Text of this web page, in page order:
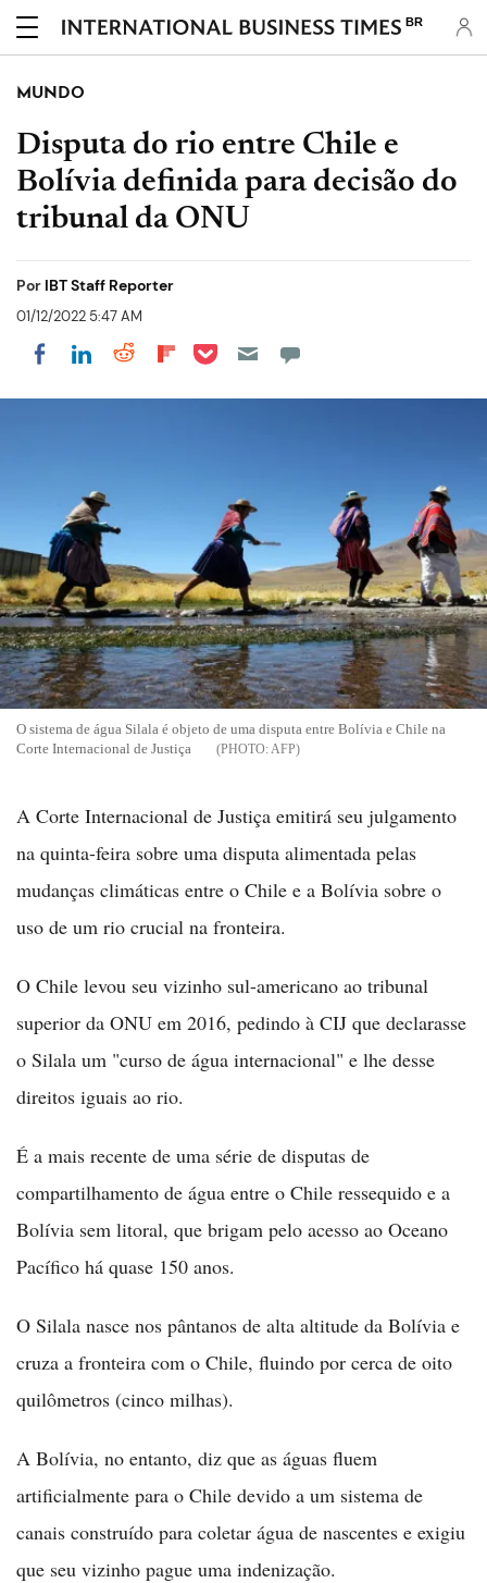
BR
MUNDO
Disputa do rio entre Chile e
Bolívia definida para decisão do
tribunal da ONU
Por IBT Staff Reporter
01/12/2022 5:47 AM
Share on Facebook
Share on LinkedIn
Share on Reddit
Share on Flipboard
Share on Pocket
O sistema de água Silala é objeto de uma disputa entre Bolívia e Chile na
Corte Internacional de Justiça
AFP
A Corte Internacional de Justiça emitirá seu julgamento
na quinta-feira sobre uma disputa alimentada pelas
mudanças climáticas entre o Chile e a Bolívia sobre o
uso de um rio crucial na fronteira.
O Chile levou seu vizinho sul-americano ao tribunal
superior da ONU em 2016, pedindo à CIJ que declarasse
o Silala um "curso de água internacional" e lhe desse
direitos iguais ao rio.
É a mais recente de uma série de disputas de
compartilhamento de água entre o Chile ressequido e a
Bolívia sem litoral, que brigam pelo acesso ao Oceano
Pacífico há quase 150 anos.
O Silala nasce nos pântanos de alta altitude da Bolívia e
cruza a fronteira com o Chile, fluindo por cerca de oito
quilômetros (cinco milhas).
A Bolívia, no entanto, diz que as águas fluem
artificialmente para o Chile devido a um sistema de
canais construído para coletar água de nascentes e exigiu
que seu vizinho pague uma indenização.